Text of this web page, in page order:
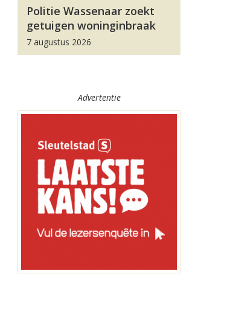
Politie Wassenaar zoekt
getuigen woninginbraak
7 augustus 2026
Advertentie